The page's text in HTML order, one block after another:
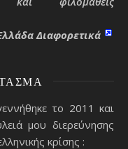
Διαφορετικά
το 2011 και
μου διερεύνησης
κρίσης :